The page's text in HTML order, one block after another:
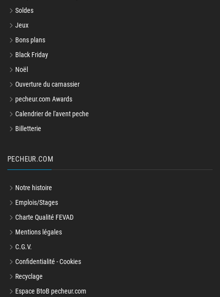
Soldes
Jeux
Bons plans
Black Friday
Noël
Ouverture du carnassier
pecheur.com Awards
Calendrier de l'avent peche
Billetterie
PECHEUR.COM
Notre histoire
Emplois/Stages
Charte Qualité FEVAD
Mentions légales
C.G.V.
Confidentialité - Cookies
Recyclage
Espace BtoB pecheur.com